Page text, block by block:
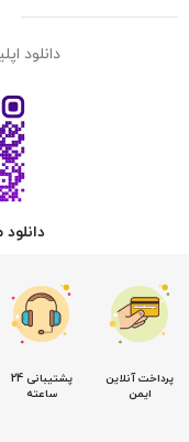
دانلود
پرداخت آنلاین
ایمن
پشتیبانی 24
ساعته